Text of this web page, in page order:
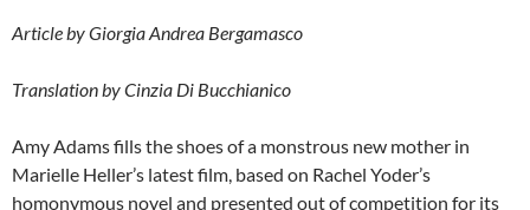
Article by Giorgia Andrea Bergamasco
Translation by Cinzia Di Bucchianico
Amy Adams fills the shoes of a monstrous new mother in
Marielle Heller’s latest film, based on Rachel Yoder’s
homonymous novel and presented out of competition for its